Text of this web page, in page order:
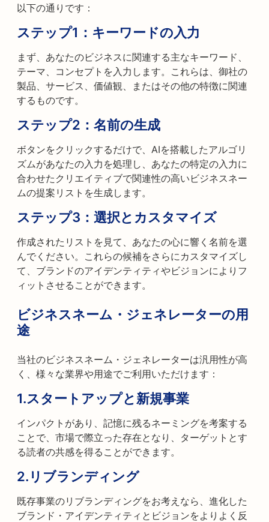
以下の通りです：
ステップ1：キーワードの入力
まず、あなたのビジネスに関連する主なキーワード、
テーマ、コンセプトを入力します。これらは、御社の
製品、サービス、価値観、またはその他の特徴に関連
するものです。
ステップ2：名前の生成
ボタンをクリックするだけで、AIを搭載したアルゴリ
ズムがあなたの入力を処理し、あなたの特定の入力に
合わせたクリエイティブで関連性の高いビジネスネー
ムの提案リストを生成します。
ステップ3：選択とカスタマイズ
作成されたリストを見て、あなたの心に響く名前を選
んでください。これらの候補をさらにカスタマイズし
て、ブランドのアイデンティティやビジョンによりフ
ィットさせることができます。
ビジネスネーム・ジェネレーターの用
途
当社のビジネスネーム・ジェネレーターは汎用性が高
く、様々な業界や用途でご利用いただけます：
1.スタートアップと新規事業
インパクトがあり、記憶に残るネーミングを考案する
ことで、市場で際立った存在となり、ターゲットとす
る読者の共感を得ることができます。
2. リブランディング
既存事業のリブランディングをお考えなら、進化した
ブランド・アイデンティティとビジョンをよりよく反